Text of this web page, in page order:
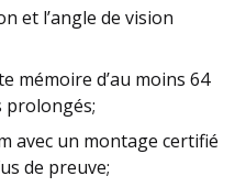
et l’angle de vision
mémoire d’au moins 64
prolongés;
avec un montage certifié
de preuve;